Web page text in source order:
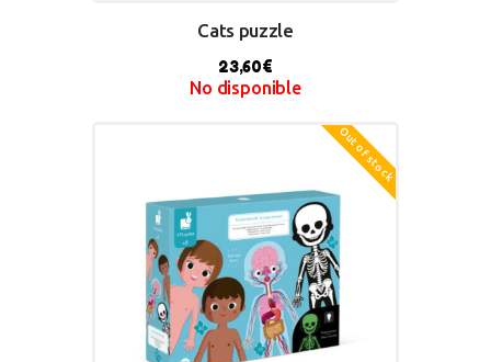
Cats puzzle
23,60€
No disponible
Out of stock